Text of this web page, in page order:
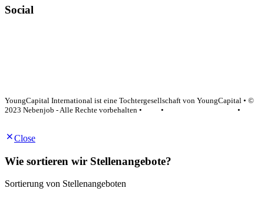
Social
YoungCapital International ist eine Tochtergesellschaft von YoungCapital • ©
2023 Nebenjob - Alle Rechte vorbehalten •
•
•
Close
Wie sortieren wir Stellenangebote?
Sortierung von Stellenangeboten